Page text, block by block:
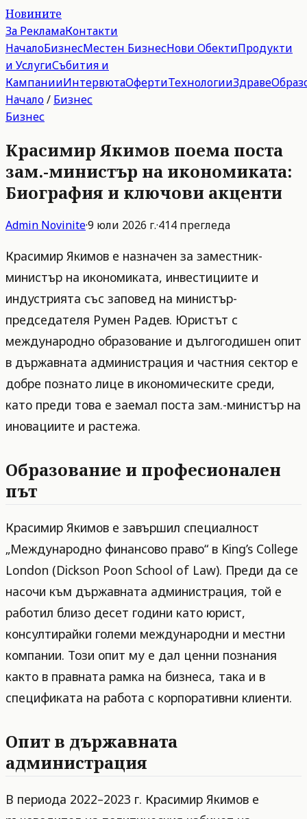
Новините
За РекламаКонтакти
НачалоБизнесМестен БизнесНови ОбектиПродукти
и УслугиСъбития и
КампанииИнтервютаОфертиТехнологииЗдраве
Начало/ Бизнес
Бизнес
Красимир Якимов поема поста
зам.-министър на икономиката:
Биография и ключови акценти
Admin Novinite·9 юли 2026 г.·414 прегледа
Красимир Якимов е назначен за заместник-
министър на икономиката, инвестициите и
индустрията със заповед на министър-
председателя Румен Радев. Юристът с
международно образование и дългогодишен опит
в държавната администрация и частния сектор е
добре познато лице в икономическите среди,
като преди това е заемал поста зам.-министър на
иновациите и растежа.
Образование и професионален
път
Красимир Якимов е завършил специалност
„Международно финансово право“ в King’s College
London (Dickson Poon School of Law). Преди да се
насочи към държавната администрация, той е
работил близо десет години като юрист,
консултирайки големи международни и местни
компании. Този опит му е дал ценни познания
както в правната рамка на бизнеса, така и в
спецификата на работа с корпоративни клиенти.
Опит в държавната
администрация
В периода 2022–2023 г. Красимир Якимов е